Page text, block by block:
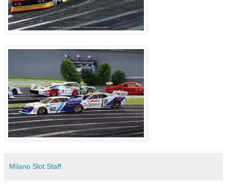
Milano Slot Staff